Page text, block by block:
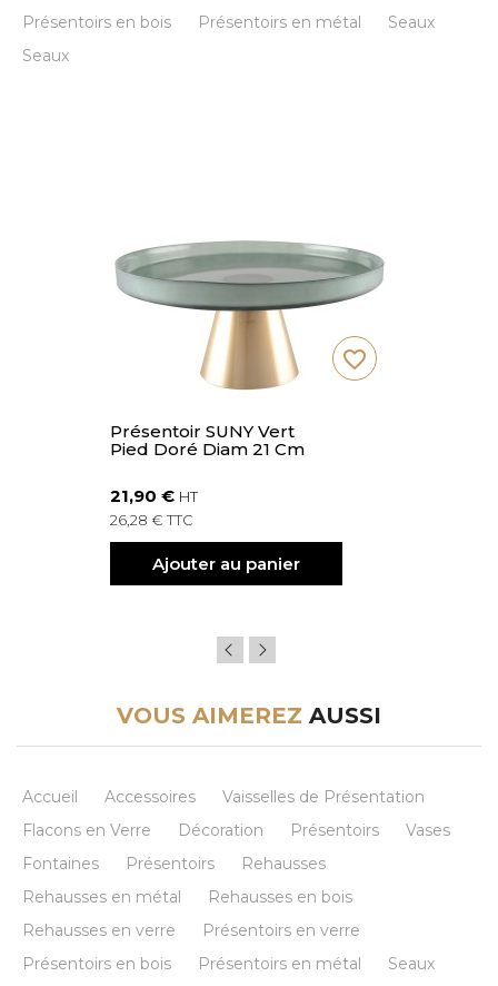
Présentoirs en bois
Présentoirs en métal
Seaux
Seaux
Présentoir SUNY Vert
Pied Doré Diam 21 Cm
21,90 € HT
26,28 € TTC
Ajouter au panier
favorite_border
VOUS AIMEREZ AUSSI
Accueil Accessoires
Vaisselles de Présentation
Flacons en Verre
Décoration Présentoirs
Vases
Fontaines
Présentoirs
Rehausses
Rehausses en métal
Rehausses en bois
Rehausses en verre
Présentoirs en verre
Présentoirs en bois
Présentoirs en métal
Seaux